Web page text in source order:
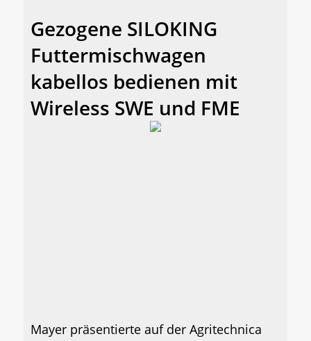
Gezogene SILOKING
Futtermischwagen
kabellos bedienen mit
Wireless SWE und FME
Mayer präsentierte auf der Agritechnica